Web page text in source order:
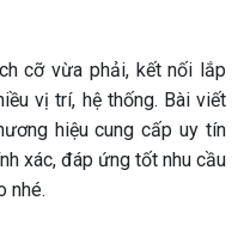
cỡ vừa phải, kết nối lắp
vị trí, hệ thống. Bài viết
hiệu cung cấp uy tín
xác, đáp ứng tốt nhu cầu
nhé.